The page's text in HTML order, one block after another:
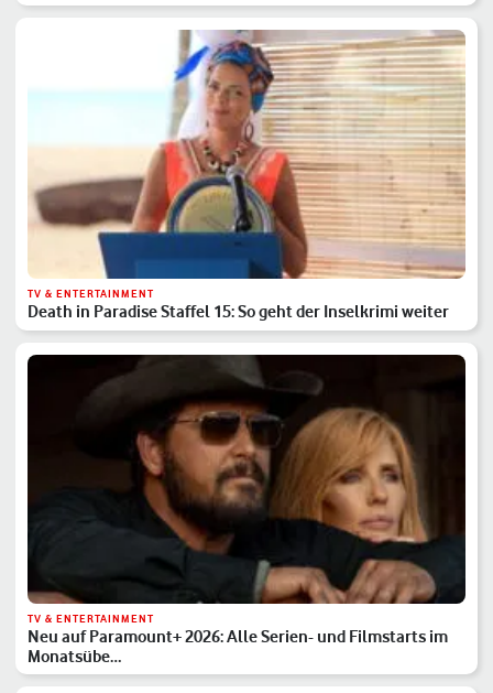
TV & ENTERTAINMENT
Death in Paradise Staffel 15: So geht der Inselkrimi weiter
TV & ENTERTAINMENT
Neu auf Paramount+ 2026: Alle Serien- und Filmstarts im
Monatsübe…